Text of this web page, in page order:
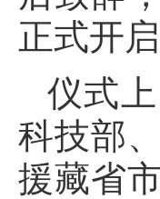
正式开启
仪式
科技部
援藏省